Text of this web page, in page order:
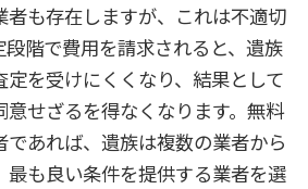
者も存在しますが、これは不適切
階で費用を請求されると、遺族
定を受けにくくなり、結果として
せざるを得なくなります。無料
あれば、遺族は複数の業者から
最も良い条件を提供する業者を選